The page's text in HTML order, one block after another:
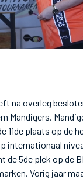
na overleg
Mandigers.
11de plaats op de
internationaal
5de plek op de
Vorig jaar